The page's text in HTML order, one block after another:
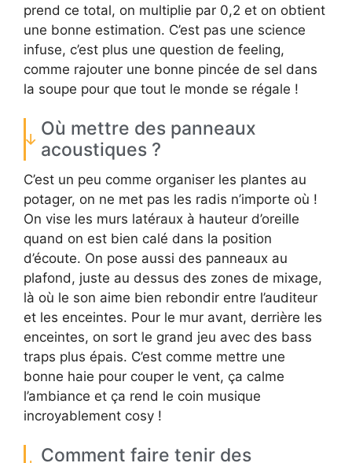
prend ce total, on multiplie par 0,2 et on obtient
une bonne estimation. C’est pas une science
infuse, c’est plus une question de feeling,
comme rajouter une bonne pincée de sel dans
la soupe pour que tout le monde se régale !
Où mettre des panneaux
acoustiques ?
C’est un peu comme organiser les plantes au
potager, on ne met pas les radis n’importe où !
On vise les murs latéraux à hauteur d’oreille
quand on est bien calé dans la position
d’écoute. On pose aussi des panneaux au
plafond, juste au dessus des zones de mixage,
là où le son aime bien rebondir entre l’auditeur
et les enceintes. Pour le mur avant, derrière les
enceintes, on sort le grand jeu avec des bass
traps plus épais. C’est comme mettre une
bonne haie pour couper le vent, ça calme
l’ambiance et ça rend le coin musique
incroyablement cosy !
Comment faire tenir des